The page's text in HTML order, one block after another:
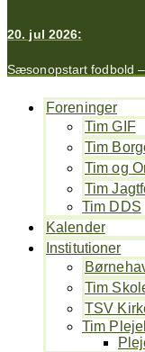
20. jul 2026:
Sæsonopstart fodbold
Foreninger
Tim GIF
Tim
Tim og
Tim
Tim DDS
Kalender
Institutioner
Tim
TSV
Tim